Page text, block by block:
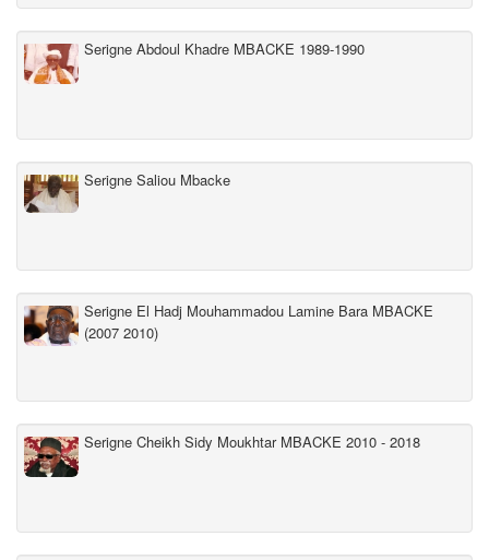
Serigne Abdoul Khadre MBACKE 1989-1990
Serigne Saliou Mbacke
Serigne El Hadj Mouhammadou Lamine Bara MBACKE
(2007 2010)
Serigne Cheikh Sidy Moukhtar MBACKE 2010 - 2018